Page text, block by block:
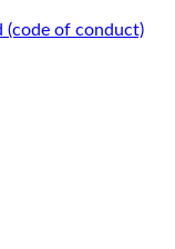
(code of conduct)